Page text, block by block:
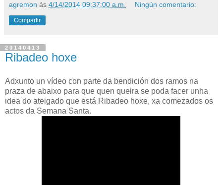
agremon ás 4/14/2014 09:37:00 a.m. Ningún comentario:
Compartir
20140413
Ribadeo hoxe
Adxunto un vídeo con parte da bendición dos ramos na
praza de abaixo para que quen queira se poda facer unha
idea do ateigado que está Ribadeo hoxe, xa comezados os
actos da Semana Santa.